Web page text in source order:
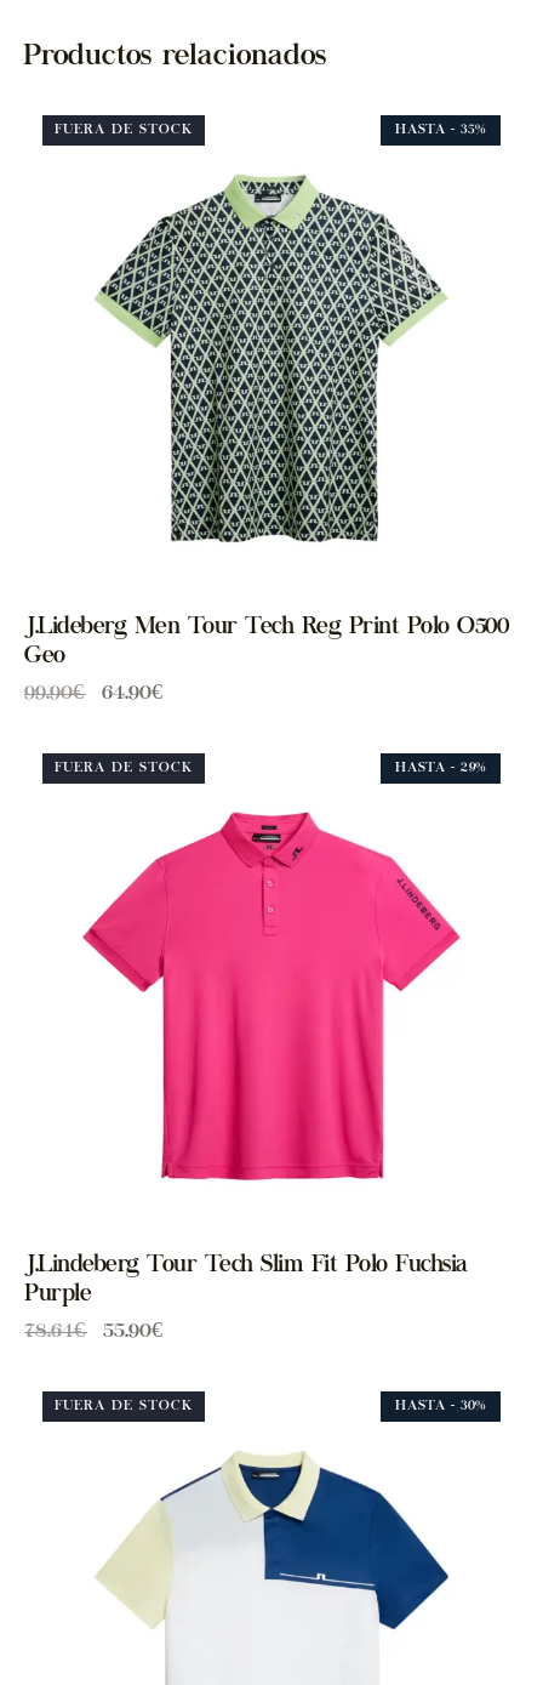
Productos relacionados
FUERA DE STOCK HASTA - 35%
J.Lideberg Men Tour Tech Reg Print Polo O500
Geo
99.90€ 64.90€
FUERA DE STOCK HASTA - 29%
J.Lindeberg Tour Tech Slim Fit Polo Fuchsia
Purple
78.64€ 55.90€
FUERA DE STOCK HASTA - 30%